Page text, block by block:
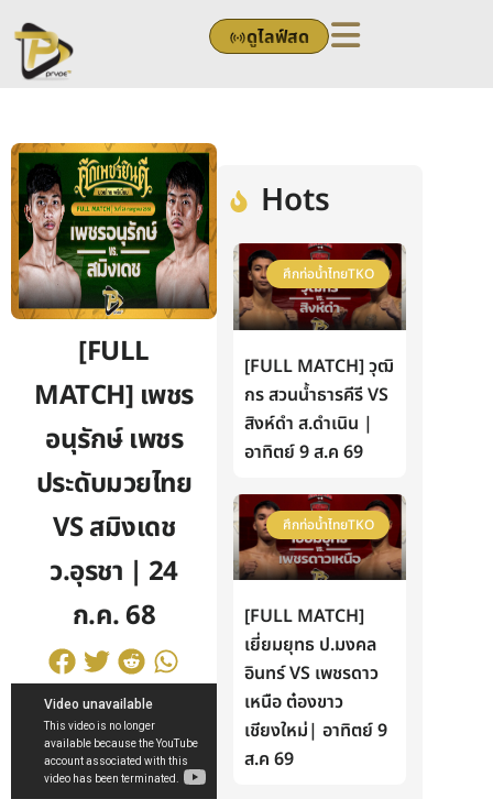
to
content
ดูไลฟ์สด
[FULL
MATCH] เพชร
อนุรักษ์ เพชร
ประดับมวยไทย
VS สมิงเดช
ว.อุรชา | 24
ก.ค. 68
Hots
ศึกท่อน้ำไทยTKO
[FULL MATCH] วุฒิ
กร สวนน้ำธารคีรี VS
สิงห์ดำ ส.ดำเนิน |
อาทิตย์ 9 ส.ค 69
ศึกท่อน้ำไทยTKO
[FULL MATCH]
เยี่ยมยุทธ ป.มงคล
อินทร์ VS เพชรดาว
เหนือ ต๋องขาว
เชียงใหม่| อาทิตย์ 9
ส.ค 69